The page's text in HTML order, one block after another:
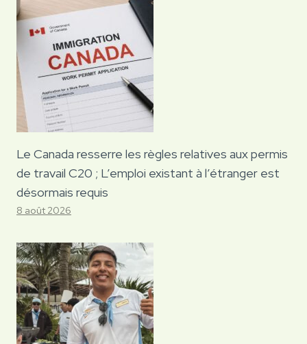
Le Canada resserre les règles relatives aux permis
de travail C20 ; L’emploi existant à l’étranger est
désormais requis
8 août 2026